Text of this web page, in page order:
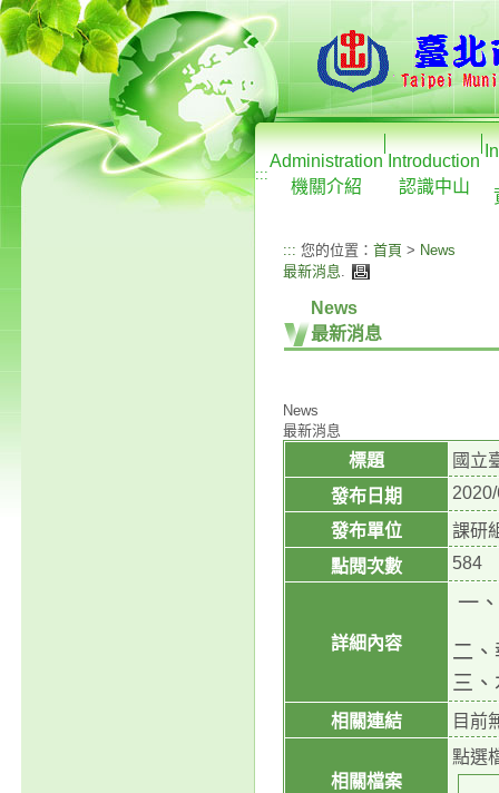
:::
Administration
機關介紹
Introduction
認識中山
::: 您的位置： 首頁 > News
最新消息.
News
最新消息
News
最新消息
標題
國立
發布日期
發布單位
課研
點閱次數
584
詳細內容
一
二
三
相關連結 目前
相關檔案
點選